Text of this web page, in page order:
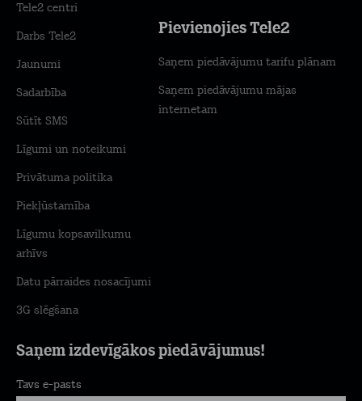
Saņem izdevīgākos piedāvājumus!
Tavs e-pasts
Tele2 centri
Darbs Tele2
Jaunumi
Sadarbība
Sūtīt SMS
Līgumi un noteikumi
Privātuma politika
Piekļūstamība
Līgumu kopsavilkumu
arhīvs
Datu pārraides nosacījumi
3G slēgšana
Pievienojies Tele2
Saņem piedāvājumu tarifu plānam
Saņem piedāvājumu mājas
internetam